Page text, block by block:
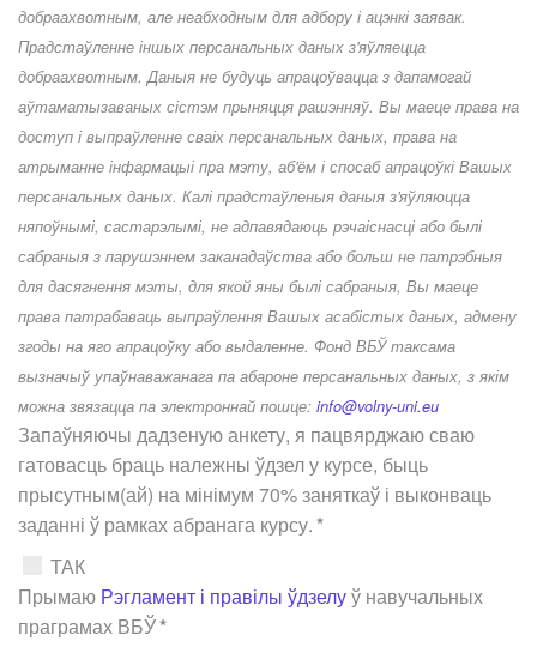
добраахвотным, але неабходным для адбору і ацэнкі заявак.
Прадстаўленне іншых персанальных даных з'яўляецца
добраахвотным. Даныя не будуць апрацоўвацца з дапамогай
аўтаматызаваных сістэм прыняцця рашэнняў. Вы маеце права на
доступ і выпраўленне сваіх персанальных даных, права на
атрыманне інфармацыі пра мэту, аб'ём і спосаб апрацоўкі Вашых
персанальных даных. Калі прадстаўленыя даныя з'яўляюцца
няпоўнымі, састарэлымі, не адпавядаюць рэчаіснасці або былі
сабраныя з парушэннем заканадаўства або больш не патрэбныя
для дасягнення мэты, для якой яны былі сабраныя, Вы маеце
права патрабаваць выпраўлення Вашых асабістых даных, адмену
згоды на яго апрацоўку або выдаленне. Фонд ВБЎ таксама
вызначыў упаўнаважанага па абароне персанальных даных, з якім
можна звязацца па электроннай пошце: info@volny-uni.eu
Запаўняючы дадзеную анкету, я пацвярджаю сваю
гатовасць браць належны ўдзел у курсе, быць
прысутным(ай) на мінімум 70% заняткаў і выконваць
заданні ў рамках абранага курсу.*
ТАК
Прымаю Рэгламент і правілы ўдзелуў навучальных
праграмах ВБЎ*